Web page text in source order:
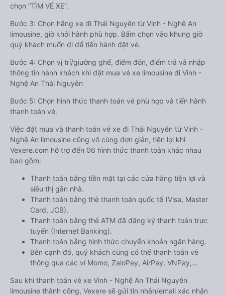
chọn “TÌM VÉ XE”.
Bước 3: Chọn hãng xe đi Thái Nguyên từ Vinh - Nghệ An
limousine, giờ khởi hành phù hợp. Bấm chọn vào khung giờ
quý khách muốn đi để tiến hành đặt vé.
Bước 4: Chọn vị trí/giường ghế, điểm đón, điểm trả và nhập
thông tin hành khách khi đặt mua vé xe limousine đi Vinh -
Nghệ An Thái Nguyên
Bước 5: Chọn hình thức thanh toán vé phù hợp và tiến hành
thanh toán vé.
Việc đặt mua và thanh toán vé xe đi Thái Nguyên từ Vinh -
Nghệ An limousine cũng vô cùng đơn giản, tiện lợi khi
Vexere.com hỗ trợ đến 06 hình thức thanh toán khác nhau
bao gồm:
Thanh toán bằng tiền mặt tại các cửa hàng tiện lợi và
siêu thị gần nhà.
Thanh toán bằng thẻ thanh toán quốc tế (Visa, Master
Card, JCB).
Thanh toán bằng thẻ ATM đã đăng ký thanh toán trực
tuyến (Internet Banking).
Thanh toán bằng hình thức chuyển khoản ngân hàng.
Bên cạnh đó, quý khách cũng có thể thanh toán vé
thông qua các ví Momo, ZaloPay, AirPay, VNPay,…
Sau khi thanh toán vé xe Vinh - Nghệ An Thái Nguyên
limousine thành công, Vexere sẽ gửi tin nhắn/email xác nhận